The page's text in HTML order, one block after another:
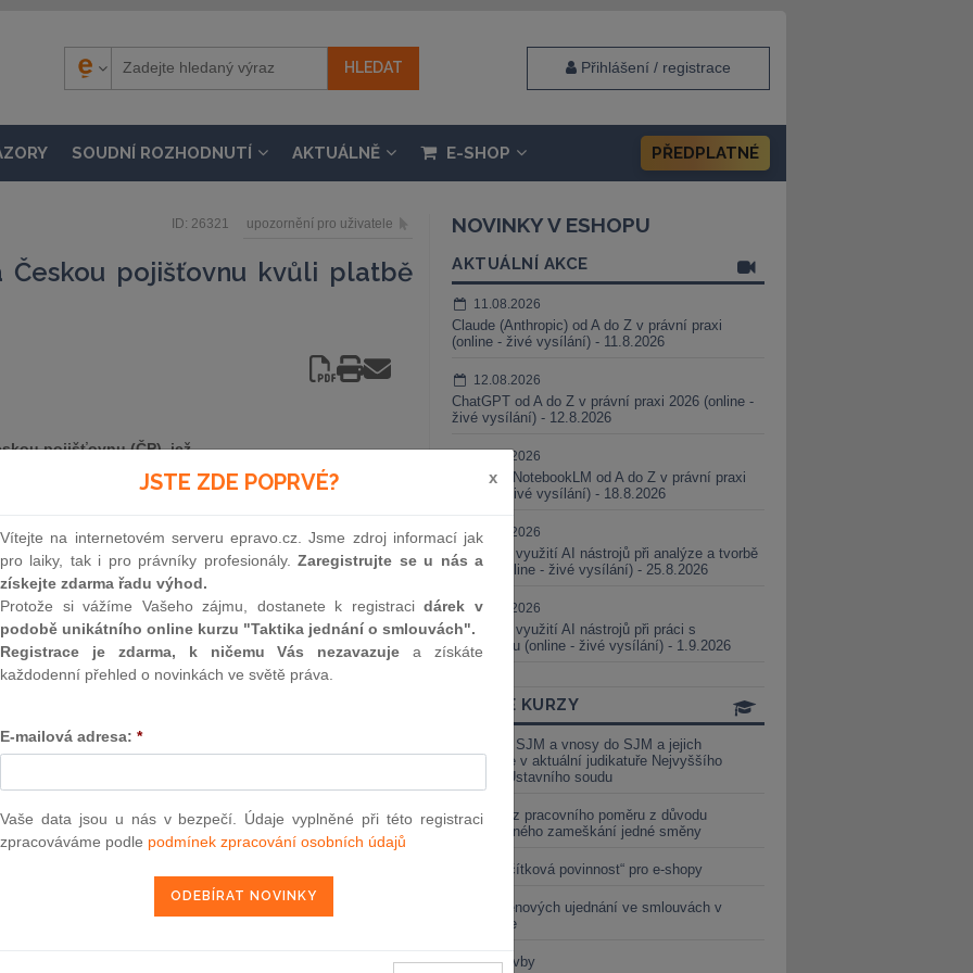
Přihlášení / registrace
SOUDNÍ ROZHODNUTÍ AKTUÁLNĚ E-SHOP PŘEDPLATNÉ
ID: 26321 upozornění pro uživatele
Českou pojišťovnu kvůli platbě
pojišťovnu (ČP), jež
a za škody spáchané
měla. Město bude po
které mu podle
o první podobnou žalobu v
předem vyhraný a tvrdí, že
by ji podle Průši následovat i další místa v České
pospíšit.
milionů korun a podle Průši mu měla Česká pojišťovna
20 milionů a tvrdí, že je to přesně podle smlouvy.
a příští týden ji podáme," řekl dnes ČTK Průša. Podle
experty a má k dispozici dostatek materiálů, které nárok
Richarda Kapsy si ale město sjednalo smlouvu s
korun a nevyužilo v minulosti žádnou příležitost k její
Česká pojišťovna plní své povinnosti přesně podle
Správný postup ČP podle něj potvrdilo i několik
NOVINKY V ESHOPU
AKTUÁLNÍ AKCE
11.08.2026
Claude (Anthropic) od A do Z v právní praxi
(online - živé vysílání) - 11.8.2026
12.08.2026
ChatGPT od A do Z v právní praxi 2026 (online -
živé vysílání) - 12.8.2026
18.08.2026
Gemini a NotebookLM od A do Z v právní praxi
(online - živé vysílání) - 18.8.2026
25.08.2026
Praktické využití AI nástrojů při analýze a tvorbě
smluv (online - živé vysílání) - 25.8.2026
01.09.2026
Praktické využití AI nástrojů při práci s
judikaturou (online - živé vysílání) - 1.9.2026
ONLINE KURZY
Vnosy ze SJM a vnosy do SJM a jejich
valorizace v aktuální judikatuře Nejvyššího
soudu a Ústavního soudu
Výpověď z pracovního poměru z důvodu
neomluveného zameškání jedné směny
Nová „tlačítková povinnost“ pro e-shopy
Změna cenových ujednání ve smlouvách v
energetice
Černé stavby
JSTE ZDE POPRVÉ? x
Vítejte na internetovém serveru epravo.cz. Jsme zdroj informací jak
pro laiky, tak i pro právníky profesionály.Zaregistrujte se u nás a
získejte zdarma řadu výhod.
Protože si vážíme Vašeho zájmu, dostanete k registracidárek v
podobě unikátního online kurzu "Taktika jednání o smlouvách".
Registrace je zdarma, k ničemu Vás nezavazuje a získáte
každodenní přehled o novinkách ve světě práva.
E-mailová adresa: *
Vaše data jsou u nás v bezpečí. Údaje vyplněné při této registraci
zpracováváme podle podmínek zpracování osobních údajů